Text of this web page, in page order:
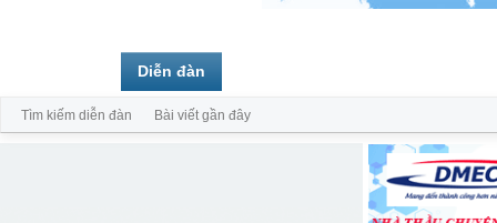
Diễn đàn
Tìm kiếm diễn đàn Bài viết gần đây